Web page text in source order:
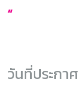
“
วันที่ประกา